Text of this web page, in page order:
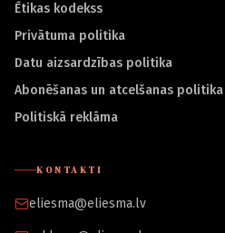
Ētikas kodekss
Privātuma politika
Datu aizsardzības politika
Abonēšanas un atcelšanas politika
Politiskā reklāma
KONTAKTI
eliesma@eliesma.lv